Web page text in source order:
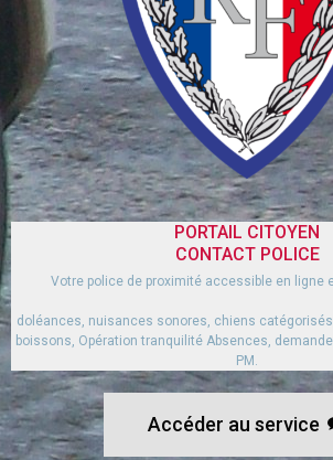
PORTAIL CITOYEN
CONTACT POLICE
Votre police de proximité accessible en ligne
doléances, nuisances sonores, chiens
boissons, Opération tranquilité Absences,
PM.
Accéder au service